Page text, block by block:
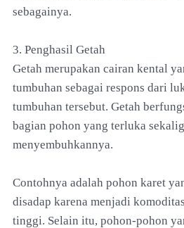
sebagainya.
3. Penghasil Getah
Getah merupakan cairan kental
tumbuhan sebagai respons dari
tumbuhan tersebut. Getah
bagian pohon yang terluka
menyembuhkannya.
Contohnya adalah pohon karet
disadap karena menjadi
tinggi. Selain itu, pohon-pohon